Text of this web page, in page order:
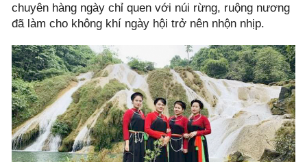
chuyên hàng ngày chỉ quen với núi rừng, ruộng nương
đã làm cho không khí ngày hội trở nên nhộn nhịp.